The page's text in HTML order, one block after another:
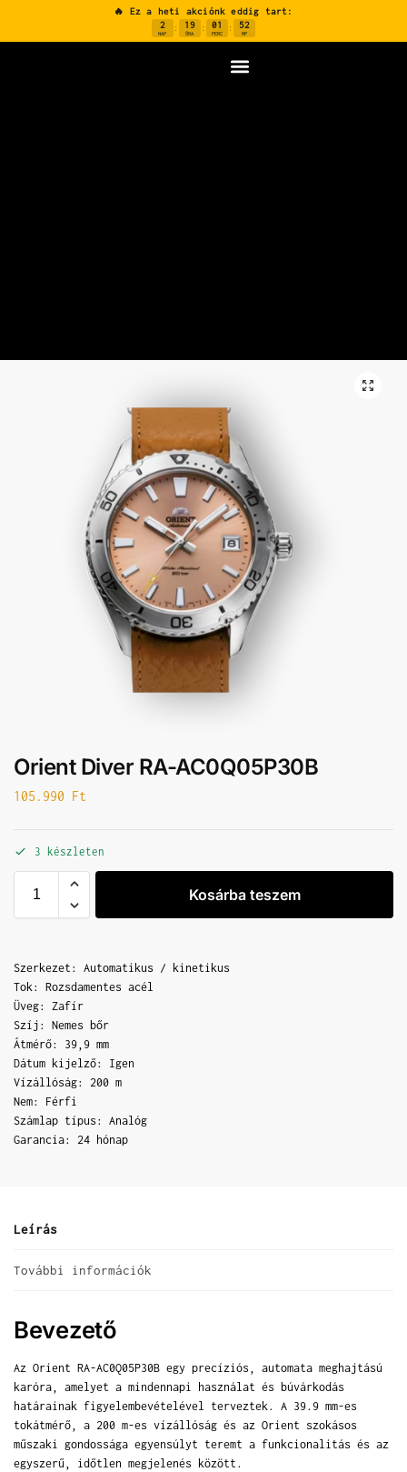
🔥 Ez a heti akciónk eddig tart:
2
NAP
: 19
ÓRA
: 01
PERC
: 51
MP
Orient Diver RA-AC0Q05P30B
105.990 Ft
3 készleten
Kosárba teszem
Szerkezet: Automatikus / kinetikus
Tok: Rozsdamentes acél
Üveg: Zafír
Szíj: Nemes bőr
Átmérő: 39,9 mm
Dátum kijelző: Igen
Vízállóság: 200 m
Nem: Férfi
Számlap típus: Analóg
Garancia: 24 hónap
Leírás
További információk
Bevezető
Az Orient RA-AC0Q05P30B egy precíziós, automata meghajtású
karóra, amelyet a mindennapi használat és búvárkodás
határainak figyelembevételével terveztek. A 39.9 mm-es
tokátmérő, a 200 m-es vízállóság és az Orient szokásos
műszaki gondossága egyensúlyt teremt a funkcionalitás és az
egyszerű, időtlen megjelenés között.